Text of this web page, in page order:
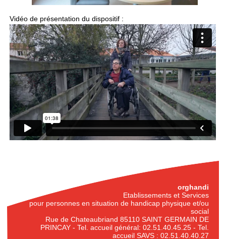
Vidéo de présentation du dispositif :
orghandi
Etablissements et Services
pour personnes en situation de handicap physique et/ou
social
Rue de Chateaubriand 85110 SAINT GERMAIN DE
PRINCAY - Tel. accueil général: 02.51.40.45.25 - Tel.
accueil SAVS : 02.51.40.40.27